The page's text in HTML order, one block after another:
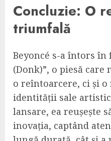
Concluzie: O
triumfală
Beyoncé s-a întors
(Donk)”, o piesă care
o reîntoarcere, ci și
identității sale
lansare, ea reușește
inovația, captând